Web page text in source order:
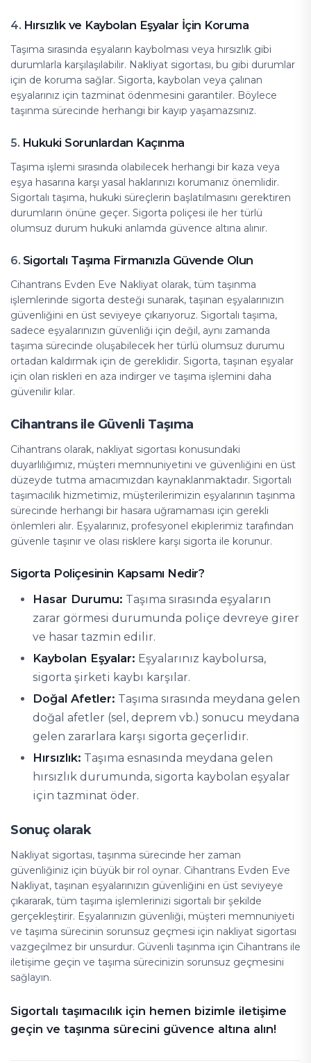
4. Hırsızlık ve Kaybolan Eşyalar İçin Koruma
Taşıma sırasında eşyaların kaybolması veya hırsızlık gibi
durumlarla karşılaşılabilir. Nakliyat sigortası, bu gibi durumlar
için de koruma sağlar. Sigorta, kaybolan veya çalınan
eşyalarınız için tazminat ödenmesini garantiler. Böylece
taşınma sürecinde herhangi bir kayıp yaşamazsınız.
5. Hukuki Sorunlardan Kaçınma
Taşıma işlemi sırasında olabilecek herhangi bir kaza veya
eşya hasarına karşı yasal haklarınızı korumanız önemlidir.
Sigortalı taşıma, hukuki süreçlerin başlatılmasını gerektiren
durumların önüne geçer. Sigorta poliçesi ile her türlü
olumsuz durum hukuki anlamda güvence altına alınır.
6. Sigortalı Taşıma Firmanızla Güvende Olun
Cihantrans Evden Eve Nakliyat olarak, tüm taşınma
işlemlerinde sigorta desteği sunarak, taşınan eşyalarınızın
güvenliğini en üst seviyeye çıkarıyoruz. Sigortalı taşıma,
sadece eşyalarınızın güvenliği için değil, aynı zamanda
taşıma sürecinde oluşabilecek her türlü olumsuz durumu
ortadan kaldırmak için de gereklidir. Sigorta, taşınan eşyalar
için olan riskleri en aza indirger ve taşıma işlemini daha
güvenilir kılar.
Cihantrans ile Güvenli Taşıma
Cihantrans olarak, nakliyat sigortası konusundaki
duyarlılığımız, müşteri memnuniyetini ve güvenliğini en üst
düzeyde tutma amacımızdan kaynaklanmaktadır. Sigortalı
taşımacılık hizmetimiz, müşterilerimizin eşyalarının taşınma
sürecinde herhangi bir hasara uğramaması için gerekli
önlemleri alır. Eşyalarınız, profesyonel ekiplerimiz tarafından
güvenle taşınır ve olası risklere karşı sigorta ile korunur.
Sigorta Poliçesinin Kapsamı Nedir?
Hasar Durumu: Taşıma sırasında eşyaların
zarar görmesi durumunda poliçe devreye girer
ve hasar tazmin edilir.
Kaybolan Eşyalar: Eşyalarınız kaybolursa,
sigorta şirketi kaybı karşılar.
Doğal Afetler: Taşıma sırasında meydana gelen
doğal afetler (sel, deprem vb.) sonucu meydana
gelen zararlara karşı sigorta geçerlidir.
Hırsızlık: Taşıma esnasında meydana gelen
hırsızlık durumunda, sigorta kaybolan eşyalar
için tazminat öder.
Sonuç olarak
Nakliyat sigortası, taşınma sürecinde her zaman
güvenliğiniz için büyük bir rol oynar. Cihantrans Evden Eve
Nakliyat, taşınan eşyalarınızın güvenliğini en üst seviyeye
çıkararak, tüm taşıma işlemlerinizi sigortalı bir şekilde
gerçekleştirir. Eşyalarınızın güvenliği, müşteri memnuniyeti
ve taşıma sürecinin sorunsuz geçmesi için nakliyat sigortası
vazgeçilmez bir unsurdur. Güvenli taşınma için Cihantrans ile
iletişime geçin ve taşıma sürecinizin sorunsuz geçmesini
sağlayın.
Sigortalı taşımacılık için hemen bizimle iletişime
geçin ve taşınma sürecini güvence altına alın!